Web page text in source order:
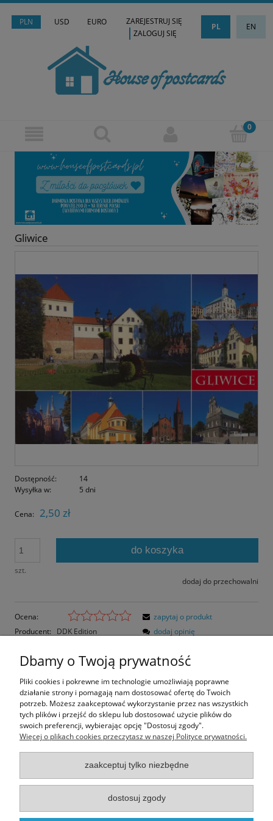
PLN USD EURO PL EN
ZAREJESTRUJ SIĘ
ZALOGUJ SIĘ
Gliwice
Dostępność:
14
Wysyłka w:
5 dni
Cena: 2,50 zł
szt.
do koszyka
dodaj do przechowalni
Ocena:
Producent:
DDK Edition
zapytaj o produkt
dodaj opinię
Opis
Opinie o produkcie (0)
Rozmiar pocztówki: 14,8x10,5 cm
Informacje
Moje konto
Dbamy o Twoją prywatność
Pliki cookies i pokrewne im technologie umożliwiają poprawne
działanie strony i pomagają nam dostosować ofertę do Twoich
potrzeb. Możesz zaakceptować wykorzystanie przez nas wszystkich
tych plików i przejść do sklepu lub dostosować użycie plików do
swoich preferencji, wybierając opcję "Dostosuj zgody".
Więcej o plikach cookies przeczytasz w naszej Polityce prywatności.
zaakceptuj tylko niezbędne
dostosuj zgody